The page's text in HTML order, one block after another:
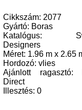
Cikkszám: 2077
Gyártó: Boras
Katalógus:
Designers
Méret: 1.96 m x 2.65
Hordozó: vlies
Ajánlott ragasztó:
Direct
Illesztés: 0